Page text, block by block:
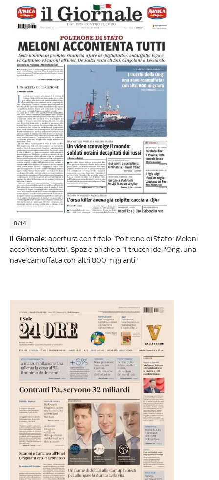
8/14
Il Giornale: apertura con titolo "Poltrone di Stato: Meloni
accontenta tutti". Spazio anche a "I trucchi dell'Ong, una
nave camuffata con altri 800 migranti"